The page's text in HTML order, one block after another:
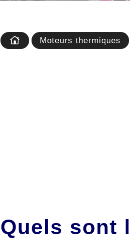
Moteurs thermiques
Quels sont